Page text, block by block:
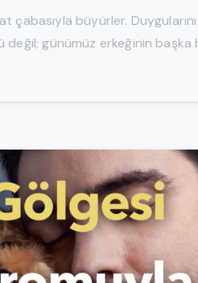
büyürler.
günümüz erkeğinin başka